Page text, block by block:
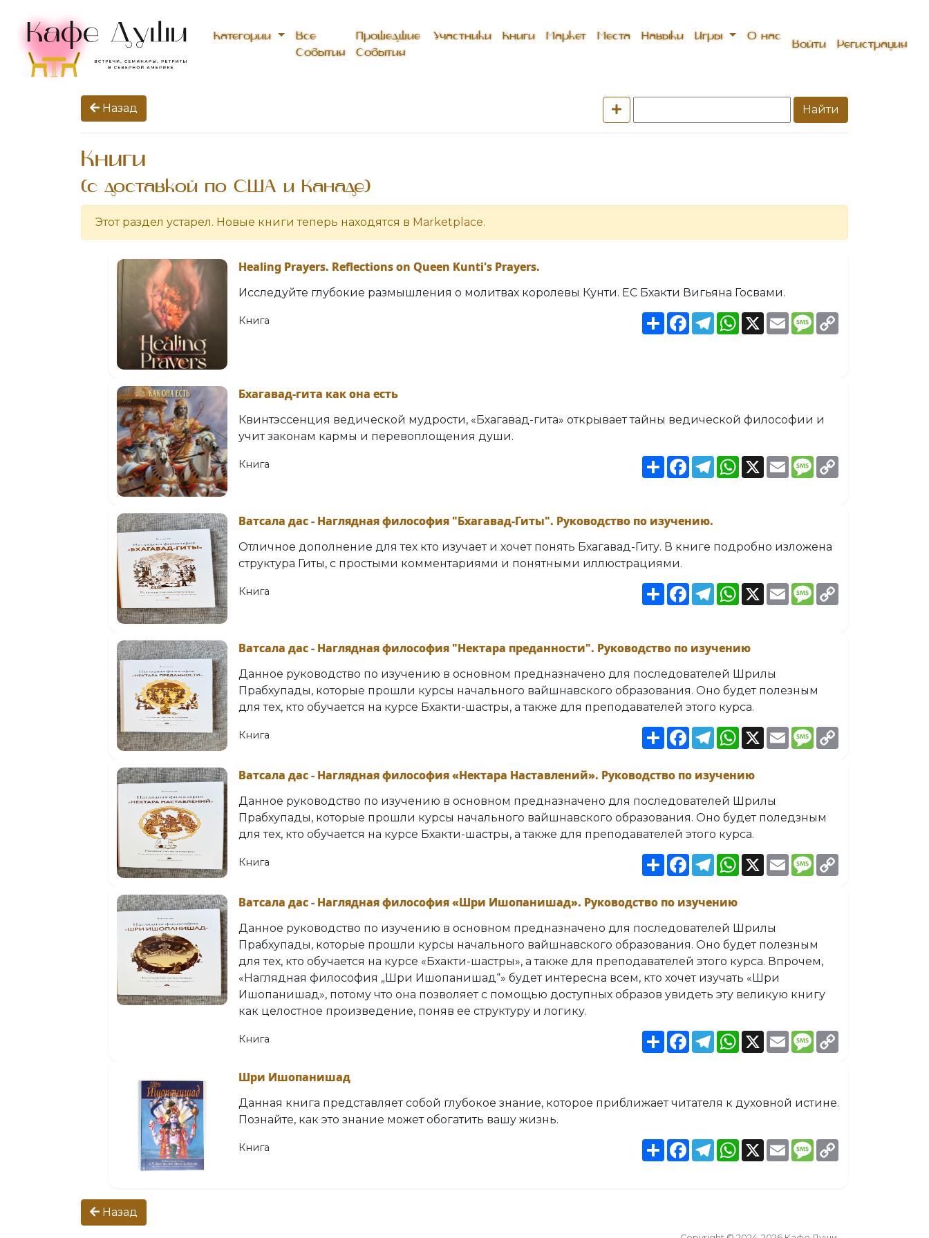
Категории
Все
События(current)
Прошедшие
События
Участники Книги Маркет Места Навыки Игры О нас
Войти Регистрация
Назад Найти
Книги
(с доставкой по США и Канаде)
Этот раздел устарел. Новые книги теперь находятся в Marketplace.
Healing Prayers. Reflections on Queen Kunti's Prayers.
Исследуйте глубокие размышления о молитвах королевы Кунти. ЕС Бхакти Вигьяна Госвами.
Книга ShareFacebookTelegramWhatsApp
X EmailMessage
Бхагавад-гита как она есть
Квинтэссенция ведической мудрости, «Бхагавад-гита» открывает тайны ведической философии и
учит законам кармы и перевоплощения души.
Книга ShareFacebookTelegramWhatsApp
X EmailMessage
Ватсала дас - Наглядная философия "Бхагавад-Гиты". Руководство по изучению.
Отличное дополнение для тех кто изучает и хочет понять Бхагавад-Гиту. В книге подробно изложена
структура Гиты, с простыми комментариями и понятными иллюстрациями.
Книга ShareFacebookTelegramWhatsApp
X EmailMessage
Ватсала дас - Наглядная философия "Нектара преданности". Руководство по изучению
Данное руководство по изучению в основном предназначено для последователей Шрилы
Прабхупады, которые прошли курсы начального вайшнавского образования. Оно будет полезным
для тех, кто обучается на курсе Бхакти-шастры, а также для преподавателей этого курса.
Книга ShareFacebookTelegramWhatsApp
X EmailMessage
Ватсала дас - Наглядная философия «Нектара Наставлений». Руководство по изучению
Данное руководство по изучению в основном предназначено для последователей Шрилы
Прабхупады, которые прошли курсы начального вайшнавского образования. Оно будет поледзным
для тех, кто обучается на курсе Бхакти-шастры, а также для преподавателей этого курса.
Книга ShareFacebookTelegramWhatsApp
X EmailMessage
Ватсала дас - Наглядная философия «Шри Ишопанишад». Руководство по изучению
Данное руководство по изучению в основном предназначено для последователей Шрилы
Прабхупады, которые прошли курсы начального вайшнавского образования. Оно будет полезным
для тех, кто обучается на курсе «Бхакти-шастры», а также для преподавателей этого курса. Впрочем,
«Наглядная философия „Шри Ишопанишад“» будет интересна всем, кто хочет изучать «Шри
Ишопанишад», потому что она позволяет с помощью доступных образов увидеть эту великую книгу
как целостное произведение, поняв ее структуру и логику.
Книга ShareFacebookTelegramWhatsApp
X EmailMessage
Шри Ишопанишад
Данная книга представляет собой глубокое знание, которое приближает читателя к духовной истине.
Познайте, как это знание может обогатить вашу жизнь.
Книга ShareFacebookTelegramWhatsApp
X EmailMessage
Назад